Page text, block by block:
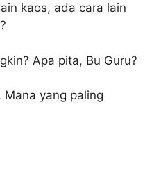
kaos, ada cara lain
Apa pita, Bu Guru?
yang paling